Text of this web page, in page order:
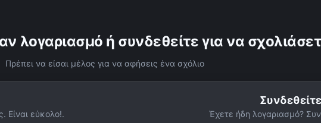
λογαριασμό ή συνδεθείτε για να
Πρέπει να είσαι μέλος για να αφήσεις ένα σχόλιο
Είναι εύκολο!.
Συνδεθείτε
Έχετε ήδη λογαριασμό?